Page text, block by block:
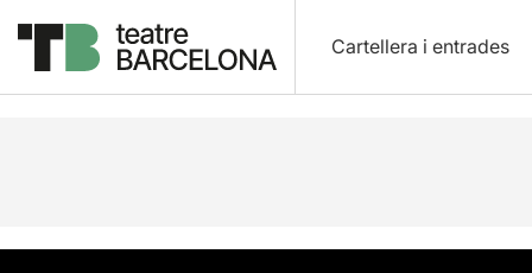
Cartellera i entrades
Descripció Horaris Fitxa artística Fotos i